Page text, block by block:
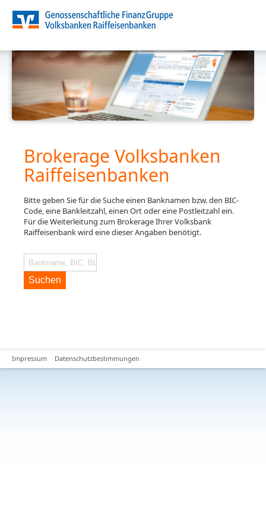
Brokerage Volksbanken
Raiffeisenbanken
Bitte geben Sie für die Suche einen Banknamen bzw. den BIC-
Code, eine Bankleitzahl, einen Ort oder eine Postleitzahl ein.
Für die Weiterleitung zum Brokerage Ihrer Volksbank
Raiffeisenbank wird eine dieser Angaben benötigt.
Suchen
Impressum Datenschutzbestimmungen